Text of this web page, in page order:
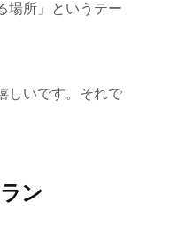
場所」というテー
しいです。それで
ン